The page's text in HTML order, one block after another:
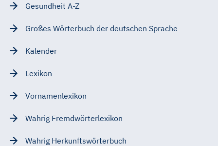
Gesundheit A-Z
Großes Wörterbuch der deutschen Sprache
Kalender
Lexikon
Vornamenlexikon
Wahrig Fremdwörterlexikon
Wahrig Herkunftswörterbuch